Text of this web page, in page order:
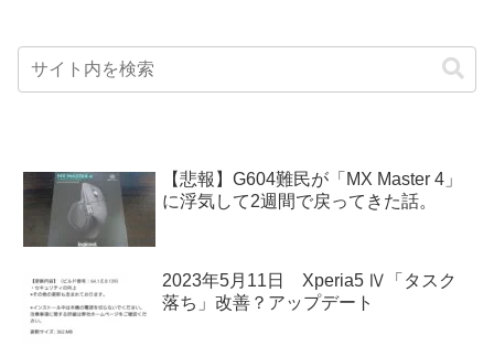
【悲報】G604難民が「MX Master 4」
に浮気して2週間で戻ってきた話。
2023年5月11日 Xperia5 Ⅳ「タスク
落ち」改善？アップデート